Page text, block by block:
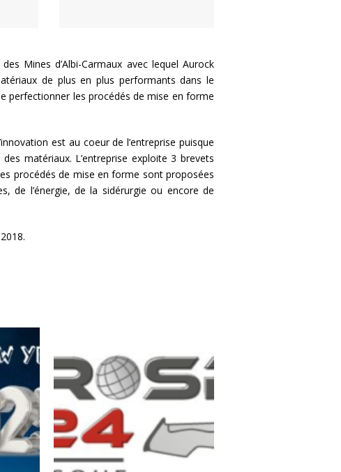
Mines d’Albi-Carmaux avec lequel Aurock
de plus en plus performants dans le
perfectionner les procédés de mise en forme
est au coeur de l’entreprise puisque
matériaux. L’entreprise exploite 3 brevets
procédés de mise en forme sont proposées
de l’énergie, de la sidérurgie ou encore de